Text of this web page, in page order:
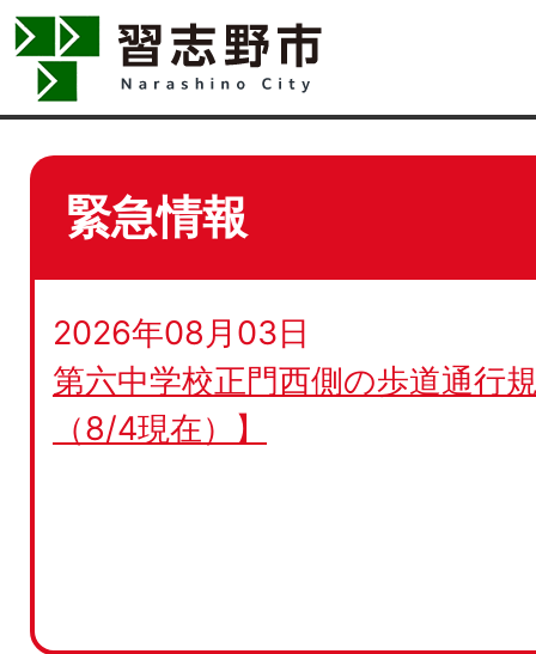
緊急情報
2026年08月03日
第六中学校正門西側の歩道通行
（8/4現在）】